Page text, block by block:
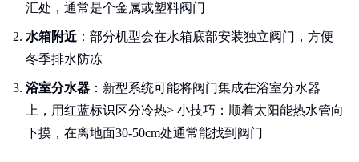
汇处，通常是个金属或塑料阀门
水箱附近 ：部分机型会在水箱底部安装独立阀门，方便
冬季排水防冻
浴室分水器 ：新型系统可能将阀门集成在浴室分水器
上，用红蓝标识区分冷热> 小技巧：顺着太阳能热水管向
下摸，在离地面30-50cm处通常能找到阀门